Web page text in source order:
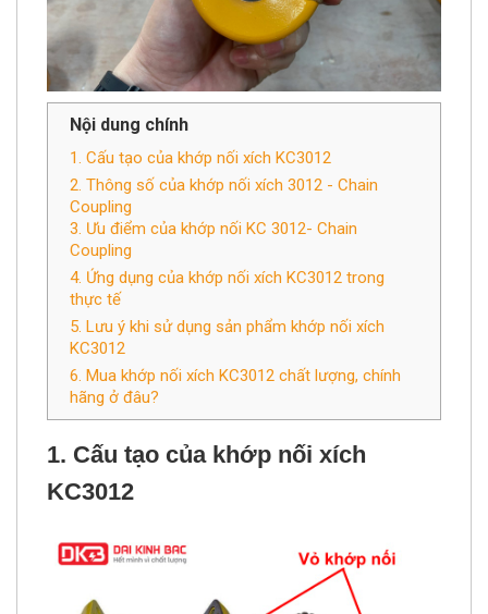
Nội dung chính
1. Cấu tạo của khớp nối xích KC3012
2. Thông số của khớp nối xích 3012 - Chain
Coupling
3. Ưu điểm của khớp nối KC 3012- Chain
Coupling
4. Ứng dụng của khớp nối xích KC3012 trong
thực tế
5. Lưu ý khi sử dụng sản phẩm khớp nối xích
KC3012
6. Mua khớp nối xích KC3012 chất lượng, chính
hãng ở đâu?
1. Cấu tạo của khớp nối xích
KC3012